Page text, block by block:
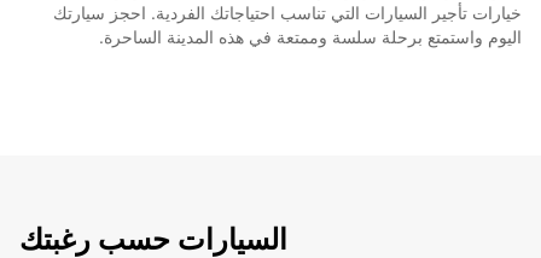
خيارات تأجير السيارات التي تناسب احتياجاتك الفردية. احجز سيارتك
اليوم واستمتع برحلة سلسة وممتعة في هذه المدينة الساحرة.
السيارات حسب رغبتك